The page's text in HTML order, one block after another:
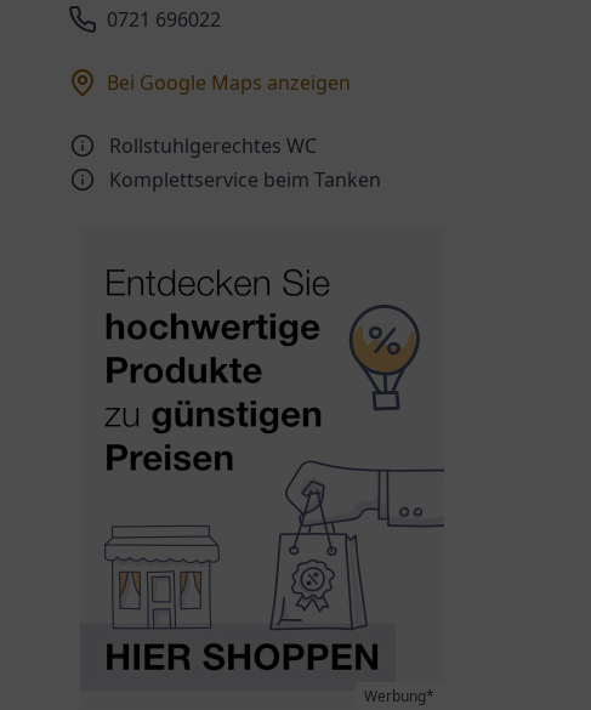
0721 696022
Bei Google Maps anzeigen
Rollstuhlgerechtes WC
Komplettservice beim Tanken
Werbung*